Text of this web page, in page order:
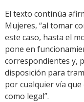
El texto continúa
Mujeres, “al tomar
este caso, hasta el
pone en
correspondientes y,
disposición para
por cualquier vía
como legal”.